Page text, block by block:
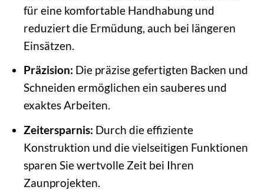
für eine komfortable Handhabung und
reduziert die Ermüdung, auch bei längeren
Einsätzen.
Präzision: Die präzise gefertigten Backen und
Schneiden ermöglichen ein sauberes und
exaktes Arbeiten.
Zeitersparnis: Durch die effiziente
Konstruktion und die vielseitigen Funktionen
sparen Sie wertvolle Zeit bei Ihren
Zaunprojekten.